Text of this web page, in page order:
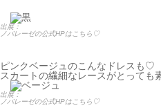
出展：
ノバレーゼの公式HPはこちら♡
ピンクベージュのこんなドレスも♡
スカートの繊細なレースがとっても
出展：
ノバレーゼの公式HPはこちら♡